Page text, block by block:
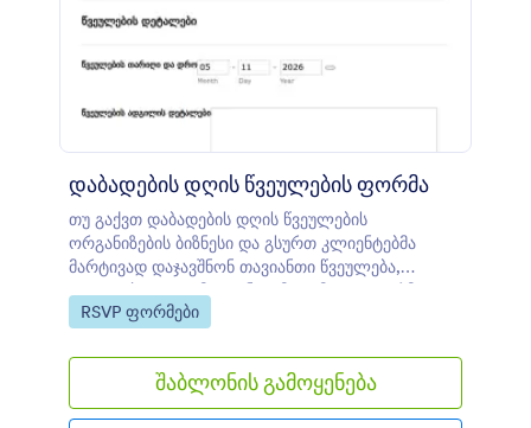
დაბადების დღის წვეულების ფორმა
თუ გაქვთ დაბადების დღის წვეულების
ორგანიზების ბიზნესი და გსურთ კლიენტებმა
მარტივად დაჯავშნონ თავიანთი წვეულება,
აუცილებლად გამოიყენეთ მოცემული ფორმა.
დაბადების დღის წვეულების დაჯავშნის ფორმა
ასაკი, დაბადების დღის თარიღი, ღონისძიების
დეტალები როგორიცაა წვეულების ჩატარების
დრო, ადგილი და სპეციალური მოთხოვნები.
Go to Category:
RSVP ფორმები
შაბლონის გამოყენება